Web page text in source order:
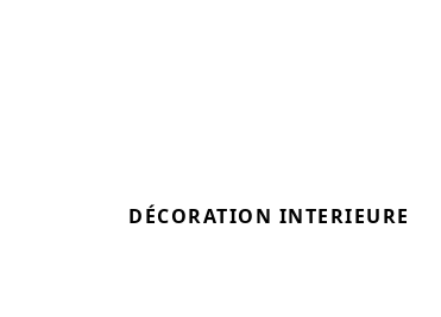
DÉCORATION INTERIEURE